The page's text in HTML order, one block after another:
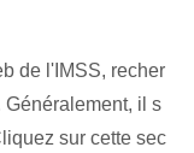
de l'IMSS, recher
il s
sur cette sec